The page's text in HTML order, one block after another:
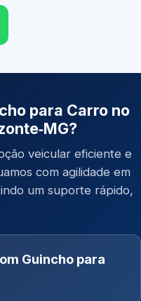
para Carro no
veicular eficiente e
com agilidade em
um suporte rápido,
Guincho para